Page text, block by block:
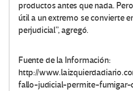
productos antes que nada.
útil a un extremo se convierte
perjudicial”, agregó.
Fuente de la Información:
http://
fallo-judicial-permite-